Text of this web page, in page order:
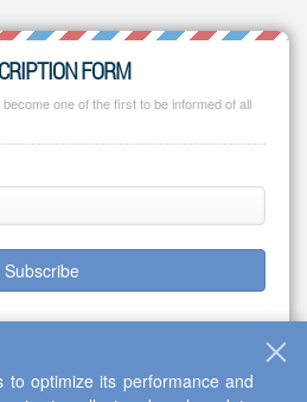
FORM
one of the first to be informed of all
Subscribe
Cooperation Center "Interactive Plus"
to optimize its performance and